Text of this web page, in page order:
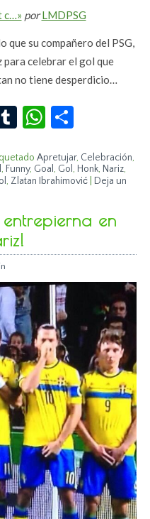
c…» porLMDPSG
que su compañero del PSG,
para celebrar el gol que
no tiene desperdicio…
TumblrWhatsApp
Apretujar, Celebración,
, Funny, Goal , Gol , Honk, Nariz,
, Zlatan Ibrahimović
Deja un
en